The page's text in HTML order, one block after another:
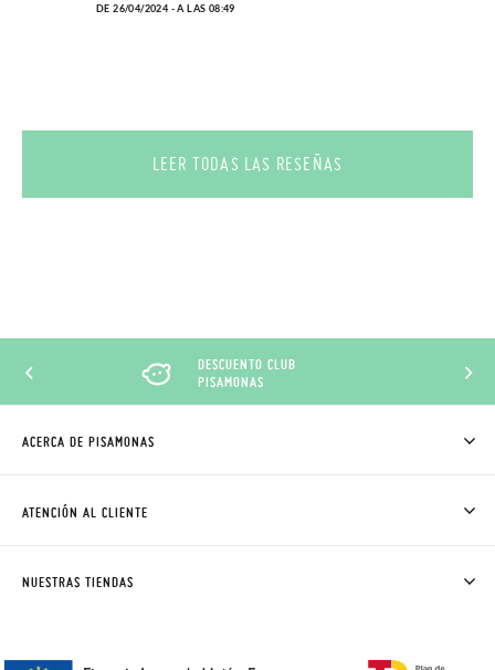
DE 26/04/2024 - A LAS 08:49
LEER TODAS LAS RESEÑAS
DESCUENTO CLUB
PISAMONAS
ACERCA DE PISAMONAS
CÓMO COMPRAR
ATENCIÓN AL CLIENTE
NUESTRAS TIENDAS